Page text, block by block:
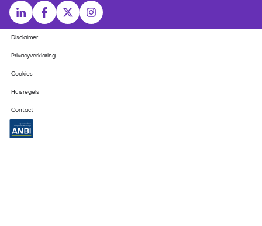
Social media links
LinkedInFacebook
X Instagram
Disclaimer
Privacyverklaring
Cookies
Huisregels
Contact